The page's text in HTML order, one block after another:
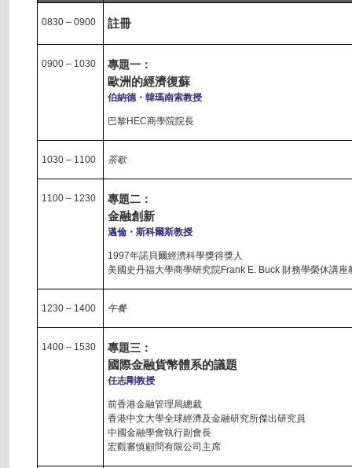
0830 – 0900 註冊
0900 – 1030 專題一：
歐洲的經濟復蘇
伯納德・韓瑪南索教授
巴黎HEC商學院院長
1030 – 1100 茶歇
1100 – 1230 專題二：
金融創新
邁倫・斯科爾斯教授
1997年諾貝爾經濟科學獎得獎人
美國史丹福大學商學研究院Frank E. Buck 財務學榮休講座
1230 – 1400 午餐
1400 – 1530 專題三：
國際金融貨幣體系的議題
任志剛教授
前香港金融管理局總裁
香港中文大學全球經濟及金融研究所傑出研究員
中國金融學會執行副會長
宏觀審慎顧問有限公司主席